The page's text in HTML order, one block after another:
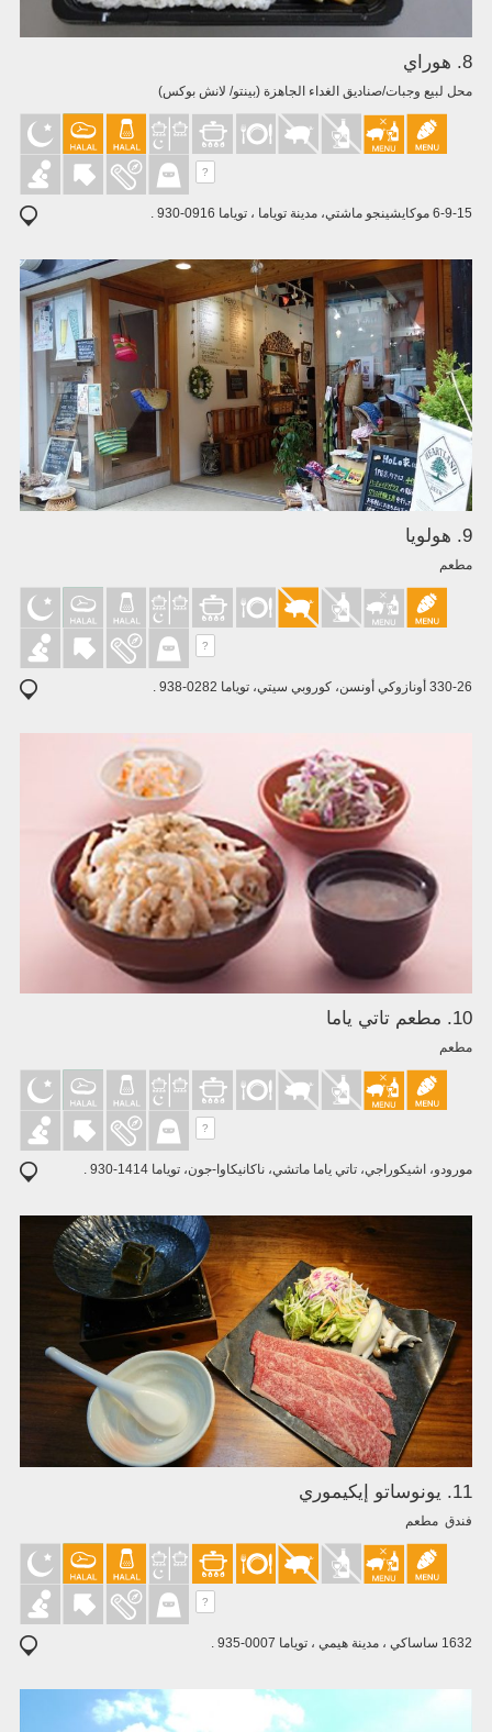
8. هوراي
محل لبيع وجبات/صناديق الغداء الجاهزة (بينتو/ لانش بوكس)
?
6-9-15 موكايشينجو ماشتي، مدينة توياما ، توياما 0916-930 .
9. هولويا
مطعم
?
330-26 أونازوكي أونسن، كوروبي سيتي، توياما 0282-938 .
10. مطعم تاتي ياما
مطعم
?
مورودو، اشيكوراجي، تاتي ياما ماتشي، ناكانيكاوا-جون، توياما 1414-930 .
11. يونوساتو إيكيموري
فندق مطعم
?
1632 ساساكي ، مدينة هيمي ، توياما 0007-935 .